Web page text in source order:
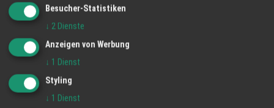
MAX PFUHLER: DER ENERGIEVISIONÄR DER ORTENAU
Besucher-Statistiken
↓ 2 Dienste
Anzeigen von Werbung
↓ 1 Dienst
Styling
↓ 1 Dienst